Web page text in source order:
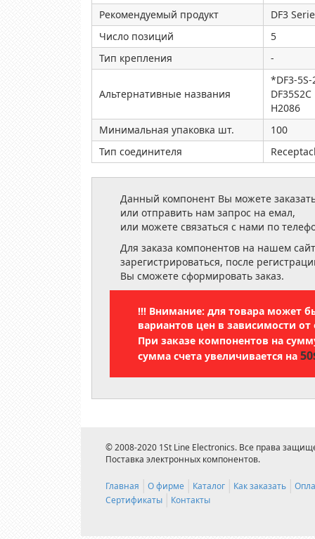
Рекомендуемый продукт
DF3
Число позиций
5
Тип крепления
-
Альтернативные названия
*DF3-5S-
DF35S2C
H2086
Минимальная упаковка шт.
100
Тип соединителя
Данный компонент Вы можете
или отправить нам запрос на емал,
или можете связаться с нами по
Для заказа компонентов на нашем
зарегистрироваться, после
Вы сможете сформировать заказ.
!!! Внимание: для товара может
вариантов цен в зависимости от
При заказе компонентов на
сумма счета увеличивается на
© 2008-2020 1St Line Electronics. Все права
Поставка электронных компонентов.
Главная О фирме Каталог Как заказать
Сертификаты
Контакты